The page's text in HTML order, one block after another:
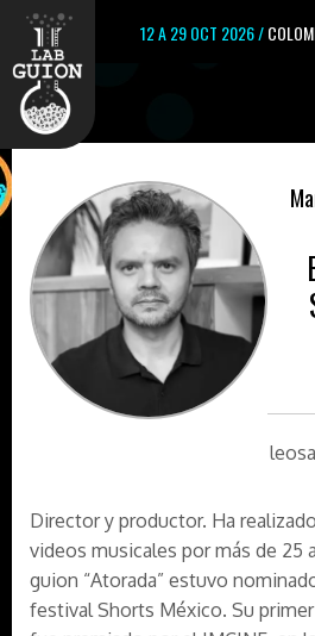
12 A 29 OCT 2026 /
Director y productor. Ha
videos musicales por más de 25
guion “Atorada” estuvo
festival Shorts México. Su